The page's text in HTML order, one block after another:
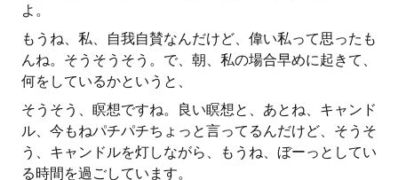
よ。
もうね、私、自我自賛なんだけど、偉い私って思ったも
んね。そうそうそう。で、朝、私の場合早めに起きて、
何をしているかというと、
そうそう、瞑想ですね。良い瞑想と、あとね、キャンド
ル、今もねパチパチちょっと言ってるんだけど、そうそ
う、キャンドルを灯しながら、もうね、ぼーっとしてい
る時間を過ごしています。